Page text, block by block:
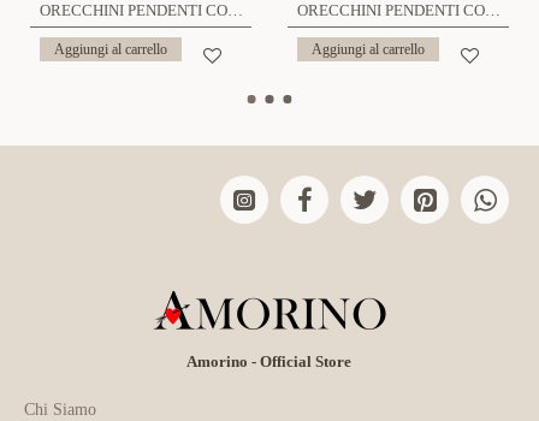
ORECCHINI PENDENTI CON PIETRE NATURALI - S012443R
Aggiungi al carrello
ORECCHINI PENDENTI CON RESINA - S012125R
Aggiungi al carrello
Amorino - Official Store
Chi Siamo